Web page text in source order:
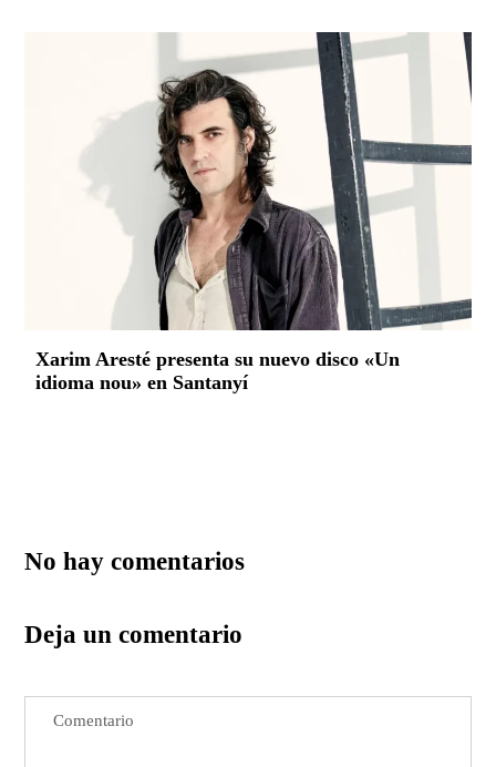
Xarim Aresté presenta su nuevo disco «Un
idioma nou» en Santanyí
No hay comentarios
Deja un comentario